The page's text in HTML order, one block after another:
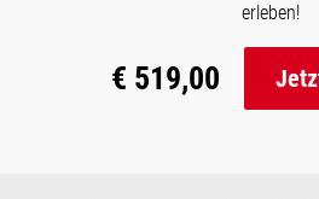
erleben!
€ 519,00